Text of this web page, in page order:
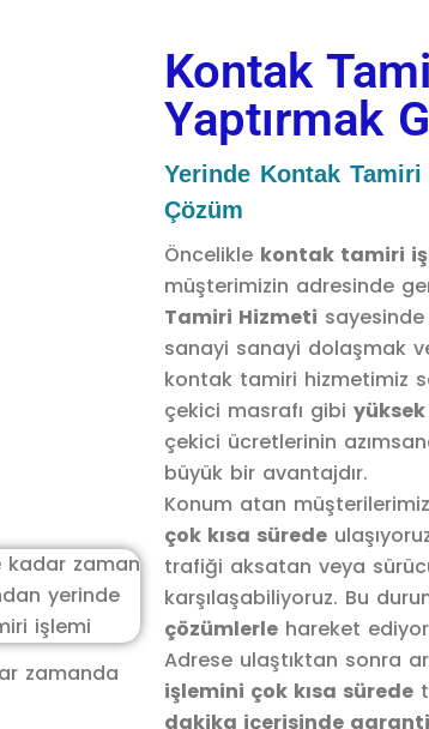
zamanda
Kontak
Yaptırmak
Yerinde Kontak
Çözüm
Öncelikle kontak tamiri
müşterimizin adresinde
Tamiri Hizmeti sayesinde
sanayi sanayi dolaşmak
kontak tamiri hizmetimiz
çekici masrafı gibi
çekici ücretlerinin
büyük bir avantajdır.
Konum atan
çok kısa sürede
trafiği aksatan veya
karşılaşabiliyoruz. Bu
çözümlerle hareket
Adrese ulaştıktan sonra
işlemini çok kısa sürede
dakika içerisinde